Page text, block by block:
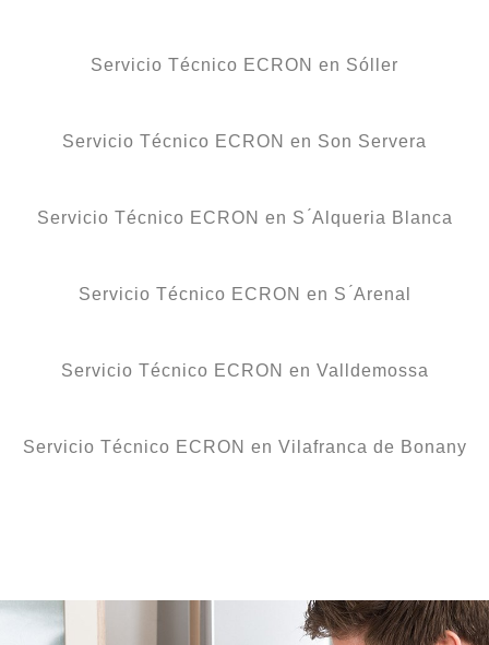
Servicio Técnico ECRON en Sóller
Servicio Técnico ECRON en Son Servera
Servicio Técnico ECRON en S ́Alqueria Blanca
Servicio Técnico ECRON en S ́Arenal
Servicio Técnico ECRON en Valldemossa
Servicio Técnico ECRON en Vilafranca de Bonany